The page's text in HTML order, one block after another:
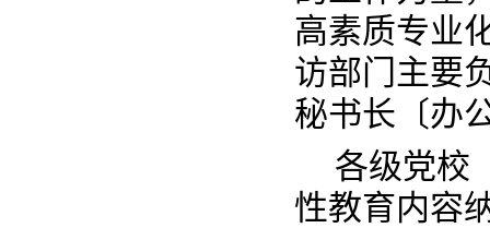
高素质专业
访部门主要
秘书长〔办
各级党校
性教育内容